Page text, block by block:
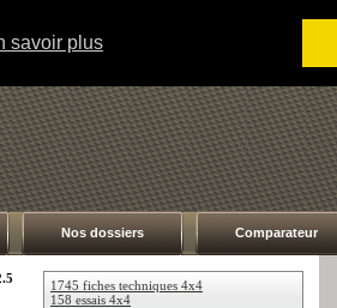
savoir plus
Nos dossiers Comparateur
1745 fiches techniques 4x4
158 essais 4x4